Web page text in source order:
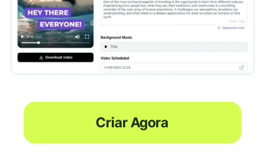
Criar Agora